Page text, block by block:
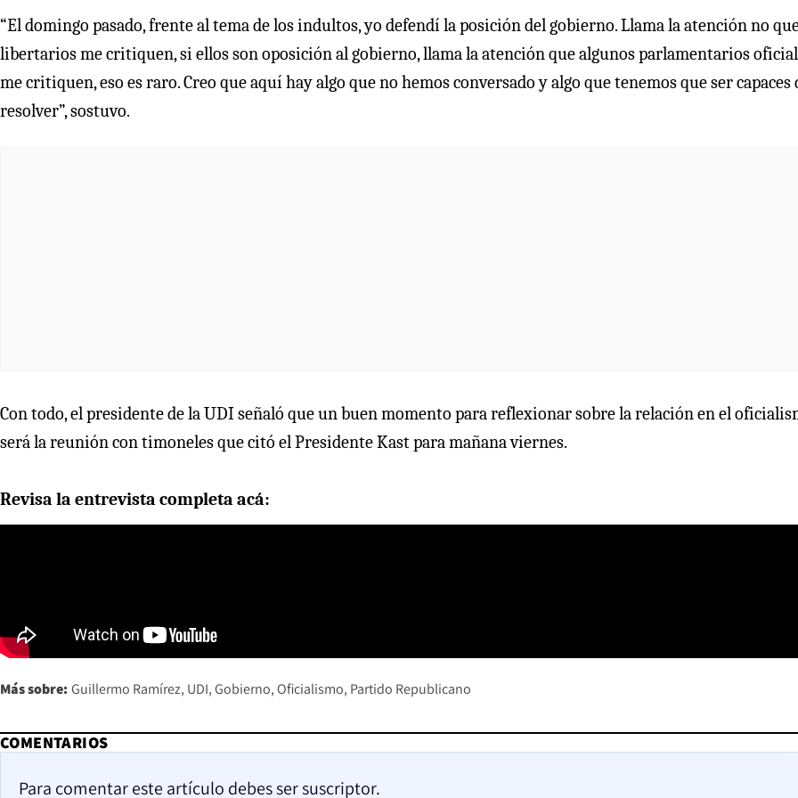
“El domingo pasado, frente al tema de los indultos, yo defendí la posición del gobierno. Llama la atención no
libertarios me critiquen, si ellos son oposición al gobierno, llama la atención que algunos parlamentarios
me critiquen, eso es raro. Creo que aquí hay algo que no hemos conversado y algo que tenemos que ser capaces
resolver”, sostuvo.
Con todo, el presidente de la UDI señaló que un buen momento para reflexionar sobre la relación en el
será la reunión con timoneles que citó el Presidente Kast para mañana viernes.
Revisa la entrevista completa acá:
Más sobre: Guillermo Ramírez UDI Gobierno Oficialismo Partido Republicano
COMENTARIOS
Para comentar este artículo debes ser suscriptor.